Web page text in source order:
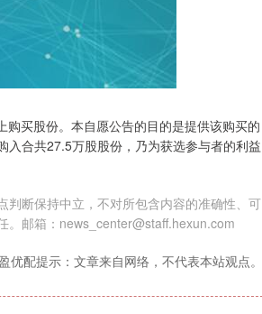
买股份。本自愿公告的目的是提供该购买的
合共27.5万股股份，乃为获选参与者的利益
判断保持中立，不对所包含内容的准确性、可
。邮箱：news_center@staff.hexun.com
优配提示：文章来自网络，不代表本站观点。